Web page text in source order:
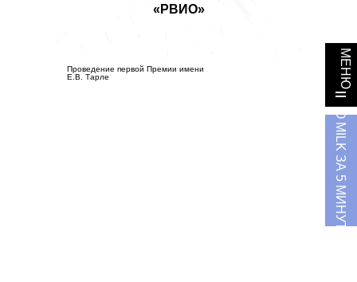
МЕНЮ
О MILK ЗА 5 МИНУТ
Проведение первой Премии имени
Е.В. Тарле
«РВИО»